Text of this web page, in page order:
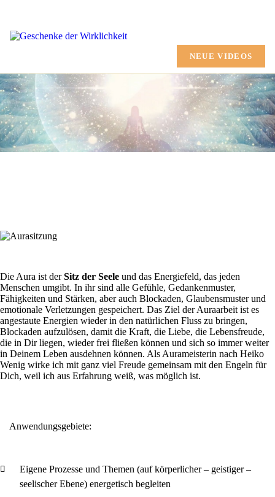
NEUE VIDEOS
CHANNELING
AUSBILDUNG
MARTINA SHANA
GESCHENKE
MEHR
Die Aura ist derSitz der Seele und das Energiefeld, das jeden
Menschen umgibt. In ihr sind alle Gefühle, Gedankenmuster,
Fähigkeiten und Stärken, aber auch Blockaden, Glaubensmuster und
emotionale Verletzungen gespeichert. Das Ziel der Auraarbeit ist es
angestaute Energien wieder in den natürlichen Fluss zu bringen,
Blockaden aufzulösen, damit die Kraft, die Liebe, die Lebensfreude,
die in Dir liegen, wieder frei fließen können und sich so immer weiter
in Deinem Leben ausdehnen können. Als Aurameisterin nach Heiko
Wenig wirke ich mit ganz viel Freude gemeinsam mit den Engeln für
Dich, weil ich aus Erfahrung weiß, was möglich ist.
Anwendungsgebiete:
Eigene Prozesse und Themen (auf körperlicher – geistiger –
seelischer Ebene) energetisch begleiten